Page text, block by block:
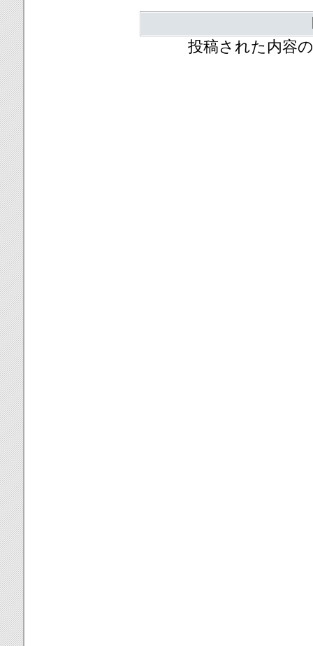
投稿された内容